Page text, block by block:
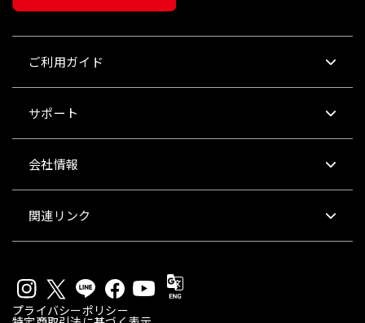
ご利用ガイド
サポート
会社情報
関連リンク
プライバシーポリシー